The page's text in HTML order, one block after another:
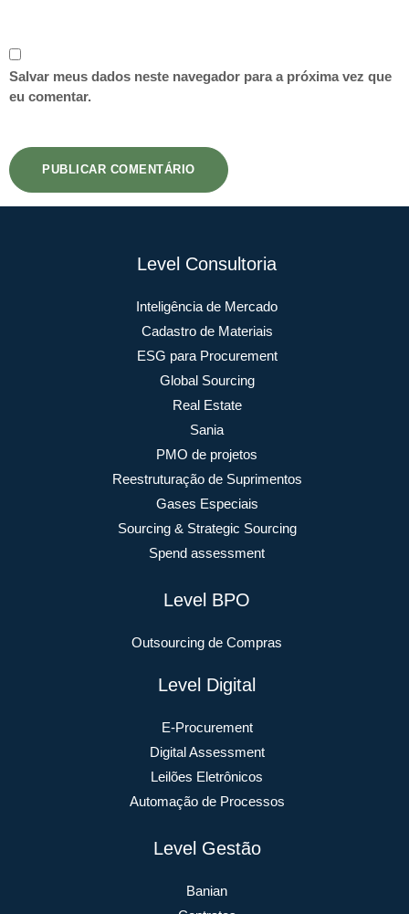
Salvar meus dados neste navegador para a próxima vez que
eu comentar.
Level Consultoria
Inteligência de Mercado
Cadastro de Materiais
ESG para Procurement
Global Sourcing
Real Estate
Sania
PMO de projetos
Reestruturação de Suprimentos
Gases Especiais
Sourcing & Strategic Sourcing
Spend assessment
Level BPO
Outsourcing de Compras
Level Digital
E-Procurement
Digital Assessment
Leilões Eletrônicos
Automação de Processos
Level Gestão
Banian